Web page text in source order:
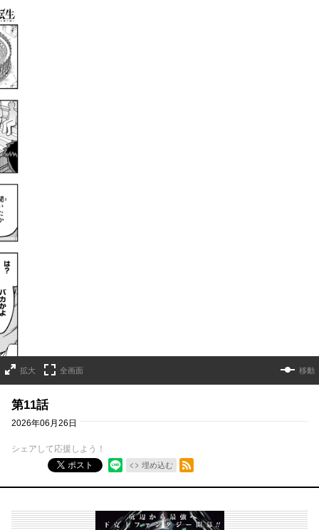
拡大 全画面 移動
第11話
2026年06月26日
シェアして応援しよう！
ポスト
埋め込む
RSSフィード